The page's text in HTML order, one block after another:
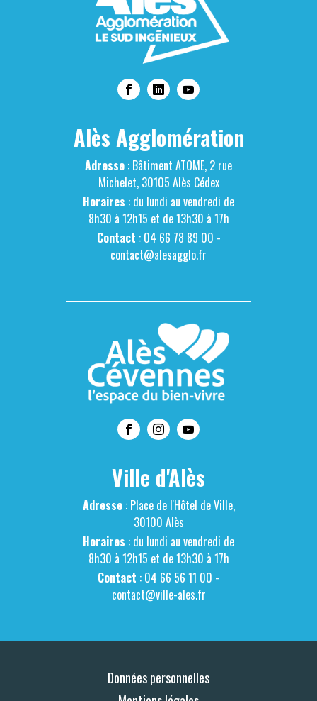
Alès Agglomération
Adresse : Bâtiment ATOME, 2 rue
Michelet, 30105 Alès Cédex
Horaires : du lundi au vendredi de
8h30 à 12h15 et de 13h30 à 17h
Contact : 04 66 78 89 00 -
contact@alesagglo.fr
Ville d'Alès
Adresse: Place de l'Hôtel de Ville,
30100 Alès
Horaires : du lundi au vendredi de
8h30 à 12h15 et de 13h30 à 17h
Contact : 04 66 56 11 00 -
contact@ville-ales.fr
Données personnelles